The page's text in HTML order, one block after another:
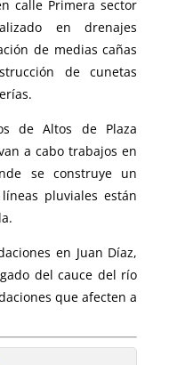
calle Primera sector
en drenajes
de medias cañas
de cunetas
de Altos de Plaza
a cabo trabajos en
se construye un
pluviales están
en Juan Díaz,
del cauce del río
que afecten a